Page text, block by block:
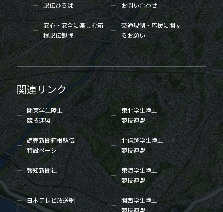
駅伝ひろば お問い合わせ
安心・安全に楽しむ箱
根駅伝観戦
交通規制・応援に関す
るお願い
関連リンク
関東学生陸上
競技連盟
東北学生陸上
競技連盟
読売新聞箱根駅伝
特設ページ
北信越学生陸上
競技連盟
報知新聞社
東海学生陸上
競技連盟
日本テレビ放送網
関西学生陸上
競技連盟